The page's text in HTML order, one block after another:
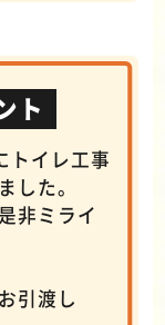
ト
トイレ工事
した。
非ミライ
引渡し